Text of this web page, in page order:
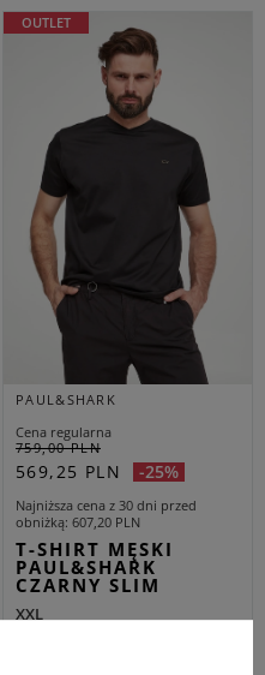
OUTLET
PAUL&SHARK
Cena regularna
759,00 PLN
569,25 PLN -25%
Najniższa cena z 30 dni przed
obniżką 607,20 PLN
T-SHIRT MĘSKI
PAUL&SHARK
CZARNY SLIM
XXL